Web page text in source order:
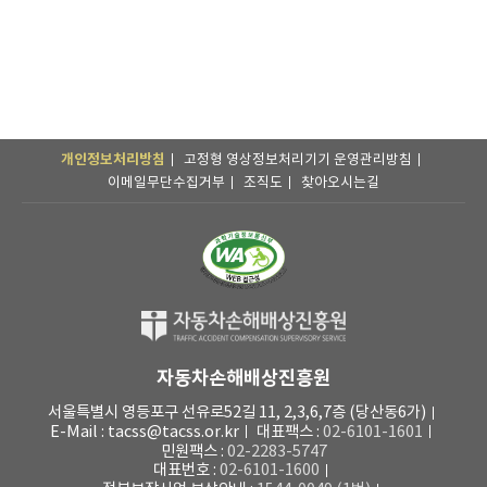
개인정보처리방침
고정형 영상정보처리기기 운영관리방침
이메일무단수집거부
조직도 찾아오시는길
자동차손해배상진흥원
서울특별시 영등포구 선유로52길 11, 2,3,6,7층 (당산동6가)
E-Mail : tacss@tacss.or.kr
대표팩스 : 02-6101-1601
민원팩스 : 02-2283-5747
대표번호 : 02-6101-1600